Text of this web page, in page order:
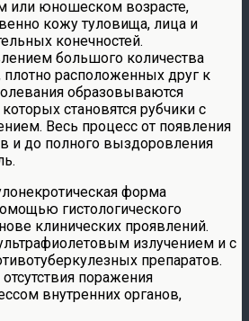
или юношеском возрасте,
кожу туловища, лица и
конечностей.
большого количества
расположенных друг к
образовываются
становятся рубчики с
Весь процесс от появления
и до полного выздоровления
форма
гистологического
клинических проявлений.
излучением и с
препаратов.
поражения
внутренних органов,